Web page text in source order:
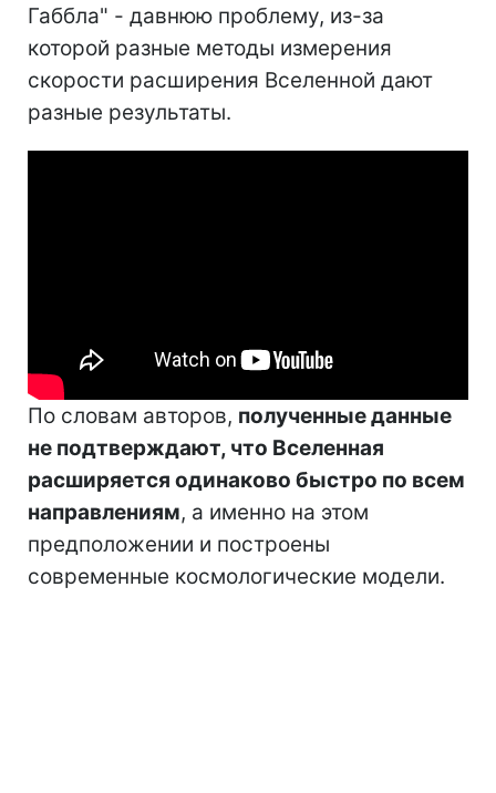
Габбла" - давнюю проблему, из-за
которой разные методы измерения
скорости расширения Вселенной дают
разные результаты.
По словам авторов, полученные данные
не подтверждают, что Вселенная
расширяется одинаково быстро по всем
направлениям, а именно на этом
предположении и построены
современные космологические модели.